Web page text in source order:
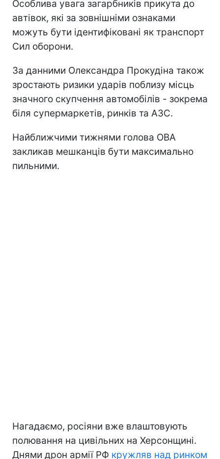
Особлива увага загарбників прикута до
автівок, які за зовнішніми ознаками
можуть бути ідентифіковані як транспорт
Сил оборони.
За данними Олександра Прокудіна також
зростають ризики ударів поблизу місць
значного скупчення автомобілів - зокрема
біля супермаркетів, ринків та АЗС.
Найближчими тижнями голова ОВА
закликав мешканців бути максимально
пильними.
Нагадаємо, росіяни вже влаштовують
полювання на цивільних на Херсонщині.
Днями дрон армії РФ кружляв над ринком